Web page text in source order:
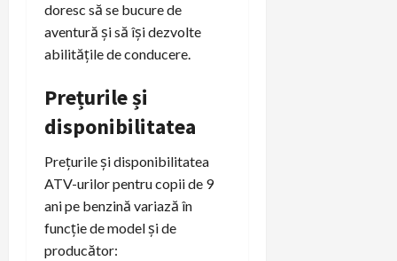
doresc să se bucure de
aventură și să își dezvolte
abilitățile de conducere.
Prețurile și
disponibilitatea
Prețurile și disponibilitatea
ATV-urilor pentru copii de 9
ani pe benzină variază în
funcție de model și de
producător: